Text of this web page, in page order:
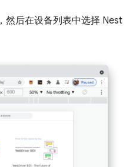
，然后在设备列表中选择 Nest